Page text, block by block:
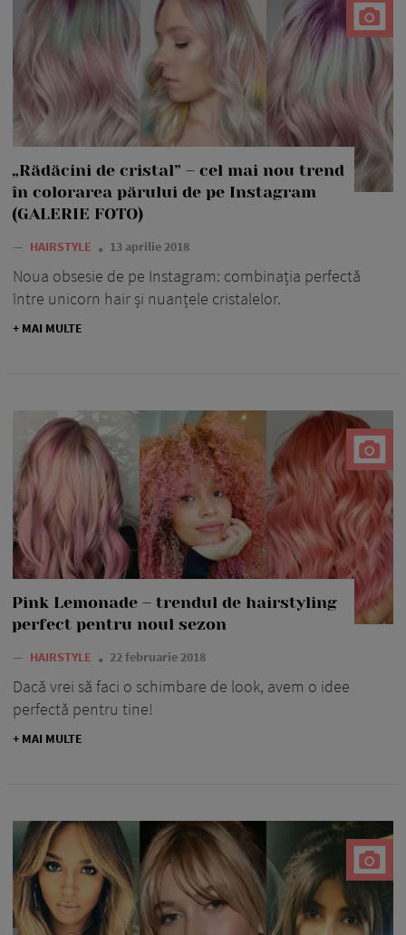
„Rădăcini de cristal” – cel mai nou trend
în colorarea părului de pe Instagram
(GALERIE FOTO)
— HAIRSTYLE 13 aprilie 2018
Noua obsesie de pe Instagram: combinația perfectă
între unicorn hair și nuanțele cristalelor.
+ MAI MULTE
Pink Lemonade – trendul de hairstyling
perfect pentru noul sezon
— HAIRSTYLE 22 februarie 2018
Dacă vrei să faci o schimbare de look, avem o idee
perfectă pentru tine!
+ MAI MULTE